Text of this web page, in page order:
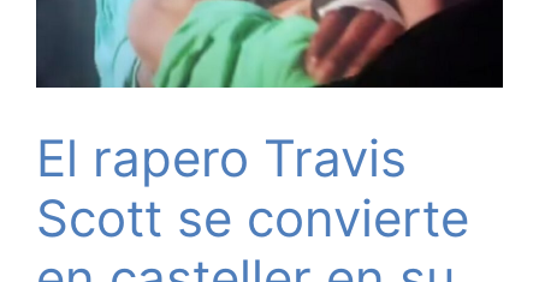
El rapero Travis
Scott se convierte